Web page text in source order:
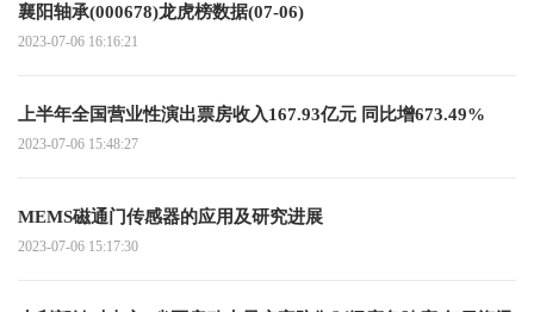
襄阳轴承(000678)龙虎榜数据(07-06)
2023-07-06 16:16:21
上半年全国营业性演出票房收入167.93亿元 同比增673.49%
2023-07-06 15:48:27
MEMS磁通门传感器的应用及研究进展
2023-07-06 15:17:30